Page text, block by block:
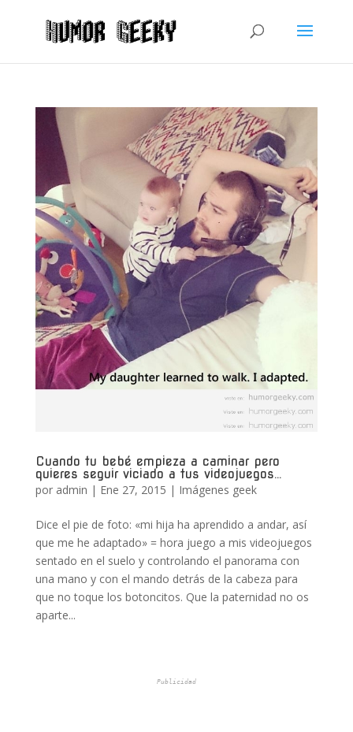
Cuando tu bebé empieza a caminar pero
quieres seguir viciado a tus videojuegos…
por admin | Ene 27, 2015 | Imágenes geek
Dice el pie de foto: «mi hija ha aprendido a andar, así
que me he adaptado» = hora juego a mis videojuegos
sentado en el suelo y controlando el panorama con
una mano y con el mando detrás de la cabeza para
que no toque los botoncitos. Que la paternidad no os
aparte...
Publicidad